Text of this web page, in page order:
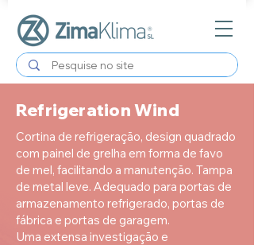
Refrigeration Wind
Cortina de refrigeração, design quadrado
com painel de grelha em forma de favo
de mel, facilitando a manutenção. Tampa
de metal leve. Adequado para portas de
armazenamento refrigerado, portas de
fábrica e portas de garagem.
Uma extensa investigação e